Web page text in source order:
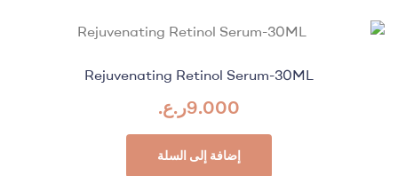
Rejuvenating Retinol Serum-30ML
9.000ر.ع.
إضافة إلى السلة